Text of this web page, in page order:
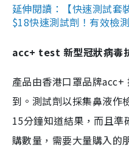
延伸閱讀：【快速測試套
$18快速測試劑！有效檢
acc+ test 新型冠狀病毒
產品由香港口罩品牌acc+
到。測試劑以採集鼻液作
15分鐘知道結果，而且
購數量，需要大量購入的